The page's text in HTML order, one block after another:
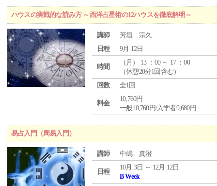
ハウスの実戦的な読み方 ～西洋占星術の12ハウスを徹底解明～
講師
芳垣 宗久
日程
9月 12日
時間
（ 月 ） 13 ：00 ～ 17 ：00
（休憩20分1回含む）
回数
全1回
料金
10,760円
一般10,760円/入学者9,680円
易占入門（周易入門）
講師 中嶋 真澄
日程
10月 3日 ～ 12月 12日
B Week